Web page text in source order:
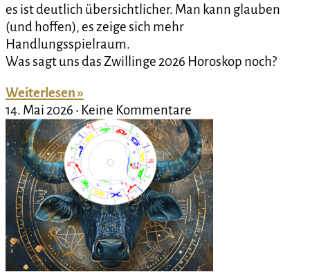
es ist deutlich übersichtlicher. Man kann glauben
(und hoffen), es zeige sich mehr
Handlungsspielraum.
Was sagt uns das Zwillinge 2026 Horoskop noch?
Weiterlesen »
14. Mai 2026
Keine Kommentare